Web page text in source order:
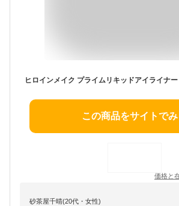
この商品をサイトでみ
価格と
砂茶屋千晴(20代・女性)